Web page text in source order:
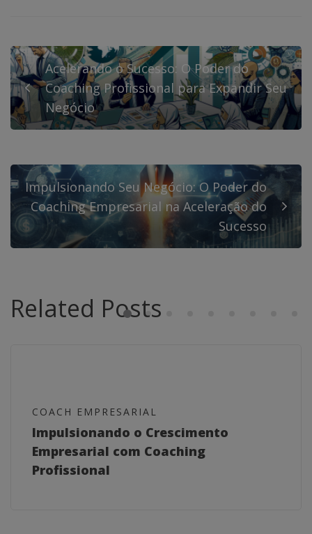
Acelerando o Sucesso: O Poder do
Coaching Profissional para Expandir Seu
Negócio
Impulsionando Seu Negócio: O Poder do
Coaching Empresarial na Aceleração do
Sucesso
Related Posts
COACH EMPRESARIAL
Impulsionando o Crescimento
Empresarial com Coaching
Profissional